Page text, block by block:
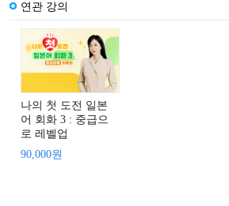
연관 강의
나의 첫 도전 일본
어 회화 3 : 중급으
로 레벨업
90,000원